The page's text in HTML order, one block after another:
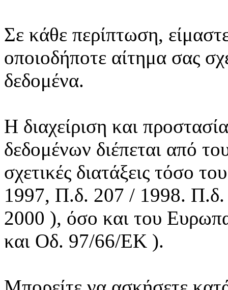
Σε κάθε περίπτωση,
οποιοδήποτε αίτημα σας
δεδομένα.
Η διαχείριση και
δεδομένων διέπεται από
σχετικές διατάξεις τόσο
1997, Π.δ. 207 / 1998.
2000 ), όσο και του
και Οδ. 97/66/ΕΚ ).